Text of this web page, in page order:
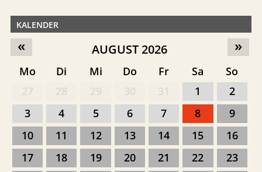
KALENDER
»
« AUGUST 2026
Mo Di Mi Do Fr Sa
So
1
2
3
4 5 6 7 8
9
10
11 12 13 14 15
16
17
18 19 20 21 22
23